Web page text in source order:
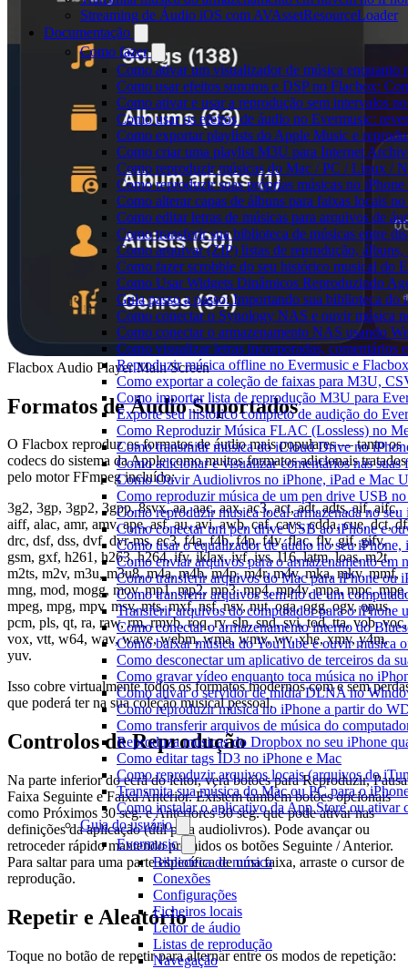
Streaming de Áudio iOS com AVAssetResourceLoader
Documentação
Como fazer
Como ativar um visualizador de música enquanto
Como usar efeitos sonoros e DSP no Flacbox:
Como ativar e usar a reprodução sem intervalos
Como usar os efeitos de áudio no Evermusic:
Como exportar playlists do Apple Music e
Como criar uma playlist M3U para Internet
Como reproduzir músicas do Mac / PC / Linux /
Como reproduzir suas próprias músicas no
Como alterar capas de álbuns para faixas locais
Como editar letras de músicas para arquivos de
Como transferir sua biblioteca de músicas entre
Como arquivar (ZIP) listas de reprodução,
Como fazer scrobble do seu histórico musical do
Como Usar Widgets Dinâmicos Reproduzindo
Guia passo a passo: Importando sua biblioteca
Como conectar o Synology NAS e ouvir música
Como conectar o armazenamento NAS usando
Como visualizar letras incorporadas,
Reproduzir música offline no Evermusic e
Como exportar a coleção de faixas para M3U,
Como importar lista de reprodução M3U para
Exporte seu histórico completo de audição do
Como Reproduzir Música FLAC (Lossless) no
Como transmitir música do iCloud Drive no
Como adicionar e visualizar comentários nas
Como Ouvir Audiolivros no iPhone, iPad e Mac
Como reproduzir música de um pen drive USB
Como reproduzir musica local armazenada no
Como conectar um pen drive USB ao iPhone e
Como usar o equalizador de áudio no seu
Como enviar arquivos para o armazenamento
Como transferir arquivos do Mac para iPhone ou
Como transferir arquivos sem fio de um
Transferir arquivos do computador para o iPhone
Como conectar o armazenamento interno do
Como baixar música do YouTube e ouvir música
Como desconectar um aplicativo de terceiros da
Como gravar vídeo enquanto toca música no
Como ativar o servidor de mídia DLNA no
Como reproduzir música no iPhone a partir do
Como transferir arquivos de música do
Reproduza músicas do Dropbox no seu iPhone
Como editar tags ID3 no iPhone e Mac
Como reproduzir arquivos locais (arquivos do
Transmita sua música do Mac ou PC para o
Como instalar o aplicativo da App Store ou
Guia do usuário
Evermusic
Biblioteca de música
Conexões
Configurações
Ficheiros locais
Leitor de áudio
Listas de reprodução
Navegação
Flacbox Audio Player Main Screen
Formatos de Áudio Suportados
O Flacbox reproduz os formatos de áudio mais populares — tanto os
codecs do sistema da Apple como muitos formatos adicionais tratados
pelo motor FFmpeg incluído:
3g2, 3gp, 3gp2, 3gpp, 8svx, aa, aac, aax, ac3, act, adt, adts, aif, aifc,
aiff, alac, amr, amv, ape, asf, au, avi, awb, caf, cavs, cdda, cue, dct,
drc, dsf, dss, dvf, dvr-ms, ec3, f4a, f4b, f4p, f4v, flac, flv, gif, gifv,
gsm, gxf, h261, h263, h264, ifv, iklax, ivf, ivs, l16, latm, loas, m2t,
m2ts, m2v, m3u, m3u8, m4a, m4b, m4p, m4r, m4v, mka, mkv, mmf,
mng, mod, mogg, mov, mp1, mp2, mp3, mp4, mp4v, mpa, mpc, mpe,
mpeg, mpg, mpv, msv, mts, mxf, nsf, nsv, nut, oga, ogg, ogv, opus,
pcm, pls, qt, ra, raw, rm, rmvb, roq, rv, sln, snd, svi, tod, tta, vob, voc,
vox, vtt, w64, wav, wave, webm, wma, wmv, wv, xhe, xmv, y4m,
yuv.
Isso cobre virtualmente todos os formatos modernos com e sem
que poderá ter na sua coleção musical pessoal.
Controlos de Reprodução
Na parte inferior do ecrã do leitor, verá botões para Reproduzir,
Faixa Seguinte e Faixa Anterior. Existem também botões opcionais
como Próximos 30 seg. e Anteriores 30 seg. que pode ativar nas
definições da aplicação (útil para audiolivros). Pode avançar ou
retroceder rápido mantendo premidos os botões Seguinte / Anterior.
Para saltar para uma parte específica de uma faixa, arraste o cursor de
reprodução.
Repetir e Aleatório
Toque no botão de repetir para alternar entre os modos de repetição: